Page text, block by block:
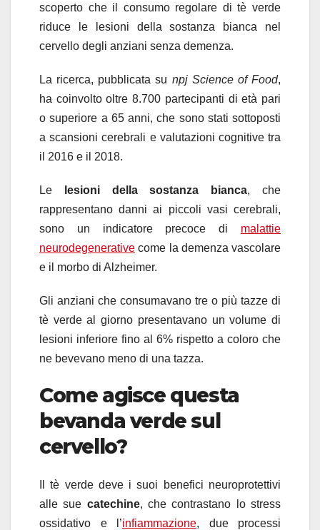
scoperto che il consumo regolare di tè verde
riduce le lesioni della sostanza bianca nel
cervello degli anziani senza demenza.
La ricerca, pubblicata su npj Science of Food,
ha coinvolto oltre 8.700 partecipanti di età pari
o superiore a 65 anni, che sono stati sottoposti
a scansioni cerebrali e valutazioni cognitive tra
il 2016 e il 2018.
Le lesioni della sostanza bianca, che
rappresentano danni ai piccoli vasi cerebrali,
sono un indicatore precoce di malattie
neurodegenerative come la demenza vascolare
e il morbo di Alzheimer.
Gli anziani che consumavano tre o più tazze di
tè verde al giorno presentavano un volume di
lesioni inferiore fino al 6% rispetto a coloro che
ne bevevano meno di una tazza.
Come agisce questa
bevanda verde sul
cervello?
Il tè verde deve i suoi benefici neuroprotettivi
alle sue catechine, che contrastano lo stress
ossidativo e l’infiammazione, due processi